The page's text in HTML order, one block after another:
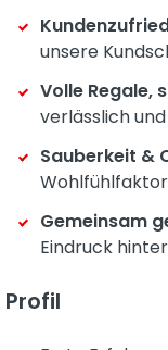
unsere
Volle Regale,
verlässlich
Sauberkeit &
Gemeinsam
Eindruck
Profil